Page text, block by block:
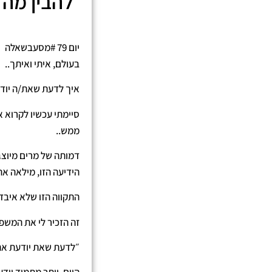
יום 79 #מסעבשאלה
בעולם, איתי ואיתך..
איך לדעת שאת/ה
סיימתי עכשיו
ממש..
דמותה של מרים
הידיעה הזו, מילאה
התקווה הזו שלא
זה הזכיר לי את
״לדעת שאת יודעת